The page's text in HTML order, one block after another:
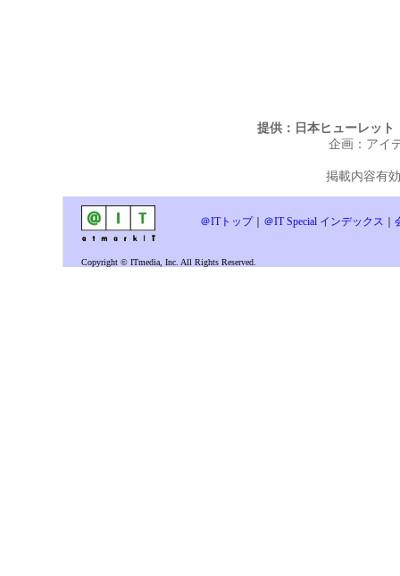
提供：日本ヒューレット
企画：アイ
掲載内容有
＠ITトップ｜ ＠IT Special インデックス
Copyright © ITmedia, Inc. All Rights Reserved.